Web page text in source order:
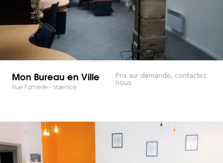
Mon Bureau en Ville
Rue Farnerie - Valence
Prix sur demande, contactez
nous